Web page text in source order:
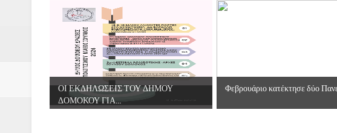
ΠΡΟΚΗΡΥΞΗ ΑΝΟΙΚΤΟΥ ΗΛΕΚΤΡΟΝΙΚΟΥ
Βάιος Γκανής Δομοκός : Δύο μήνες μετά τις
Επικύρωση των αποτελεσμάτων των
ΟΙ ΕΚΔΗΛΩΣΕΙΣ ΤΟΥ ΔΗΜΟΥ
ΔΟΜΟΚΟΥ ΓΙΑ...
Φεβρουάριο κατέκτησε δύο